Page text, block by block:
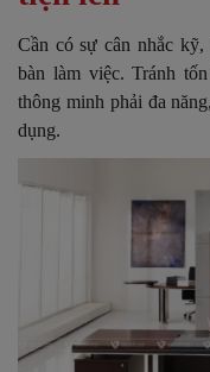
Cần có sự cân nhắc
bàn làm việc. Tránh
thông minh phải đa
dụng.